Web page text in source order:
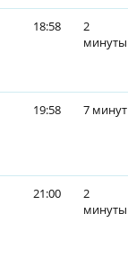
18:58
2
минуты
19:58 7 минут
21:00
2
минуты